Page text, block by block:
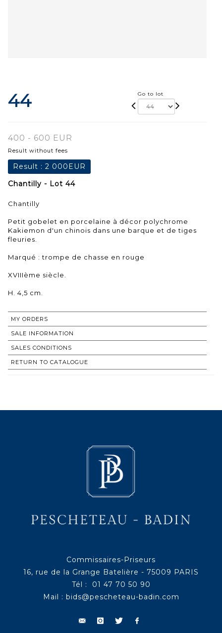
44 Go to lot
400 - 600 EUR
Result without fees
Result : 2 000EUR
Chantilly - Lot 44
Chantilly
Petit gobelet en porcelaine à décor polychrome
Kakiemon d'un chinois dans une barque et de tiges
fleuries.
Marqué : trompe de chasse en rouge
XVIIIème siècle.
H. 4,5 cm.
MY ORDERS
SALE INFORMATION
SALES CONDITIONS
RETURN TO CATALOGUE
Commissaires-Priseurs
16, rue de la Grange Batelière - 75009 PARIS
Tél : 01 47 70 50 90
Mail : bids@pescheteau-badin.com